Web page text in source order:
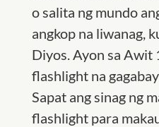
o salita ng mundo
angkop na liwanag,
Diyos. Ayon sa
flashlight na
Sapat ang sinag ng
flashlight para